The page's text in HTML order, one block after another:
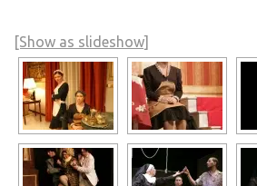
[Show as slideshow]